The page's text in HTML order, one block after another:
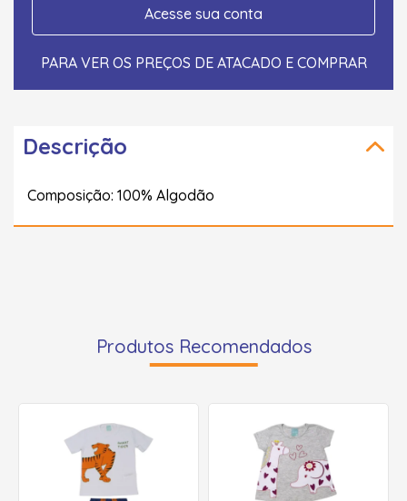
Acesse sua conta
PARA VER OS PREÇOS DE ATACADO E COMPRAR
Descrição
Composição: 100% Algodão
Produtos Recomendados